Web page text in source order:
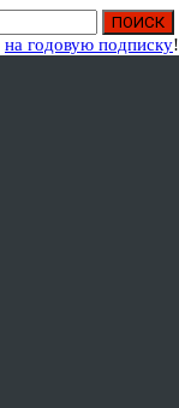
на годовую подписку!